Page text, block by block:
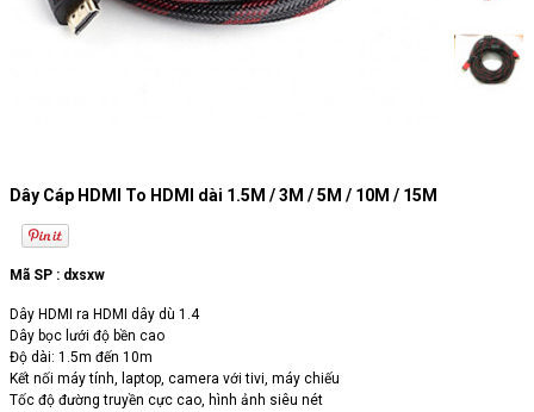
Dây Cáp HDMI To HDMI dài 1.5M / 3M / 5M / 10M / 15M
Mã SP : dxsxw
Dây HDMI ra HDMI dây dù 1.4
Dây bọc lưới độ bền cao
Độ dài: 1.5m đến 10m
Kết nối máy tính, laptop, camera với tivi, máy chiếu
Tốc độ đường truyền cực cao, hình ảnh siêu nét